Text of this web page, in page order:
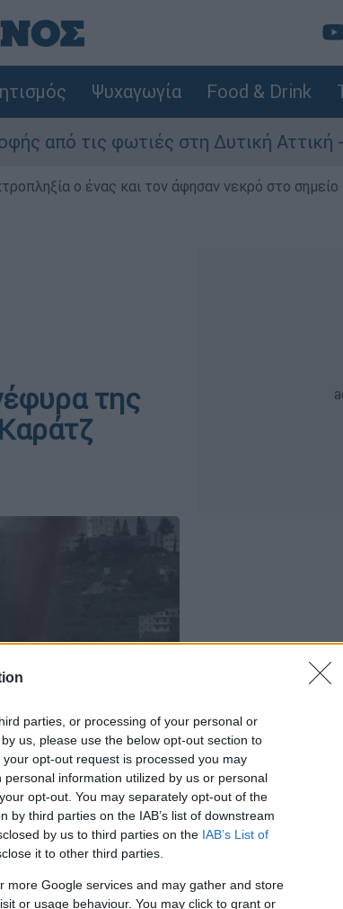
parties, or processing of your personal or
us, please use the below opt-out section to
opt-out request is processed you may
information utilized by us or personal
opt-out. You may separately opt-out of the
third parties on the IAB’s list of downstream
by us to third parties on the IAB’s List of
it to other third parties.
more Google services and may gather and store
or usage behaviour. You may click to grant or
Ψυχαγωγία Food & Drink
φωτιές στη Δυτική Αττική - Οι
ο ένας και τον άφησαν νεκρό στο σημείο
της